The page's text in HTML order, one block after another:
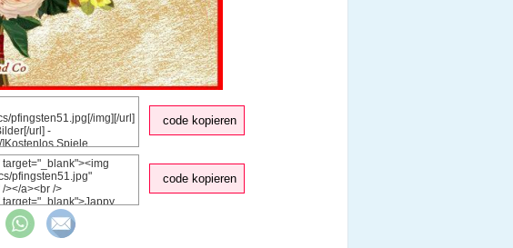
code kopieren
code kopieren